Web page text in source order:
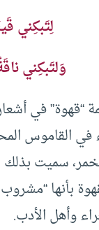
لِتَبكِني
وَلتَبكِني
“قهوة” في
في القاموس
سميت
بأنها
وأهل الأدب.